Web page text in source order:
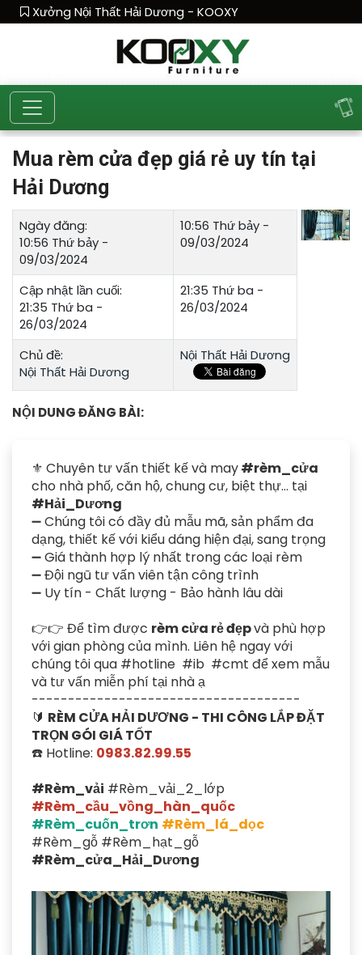
Xưởng Nội Thất Hải Dương - KOOXY
Mua rèm cửa đẹp giá rẻ uy tín tại
Hải Dương
Ngày đăng:
10:56 Thứ bảy -
09/03/2024
10:56 Thứ bảy -
09/03/2024
Cập nhật lần cuối:
21:35 Thứ ba -
26/03/2024
21:35 Thứ ba -
26/03/2024
Chủ đề:
Nội Thất Hải Dương
Nội Thất Hải Dương
NỘI DUNG ĐĂNG BÀI:
⚜️ Chuyên tư vấn thiết kế và may#rèm_cửa
cho nhà phố, căn hộ, chung cư, biệt thự... tại
#Hải_Dương
➖ ️Chúng tôi có đầy đủ mẫu mã, sản phẩm đa
dạng, thiết kế với kiểu dáng hiện đại, sang trọng
➖ ️Giá thành hợp lý nhất trong các loại rèm
➖ Đội ngũ tư vấn viên tận công trình
➖ ️Uy tín - Chất lượng - Bảo hành lâu dài
👉👉 Để tìm được rèm cửa rẻ đẹpvà phù hợp
với gian phòng của mình. Liên hệ ngay với
chúng tôi qua #hotline #ib #cmt để xem mẫu
và tư vấn miễn phí tại nhà ạ
-------------------------------------
🔰 RÈM CỬA HẢI DƯƠNG - THI CÔNG LẮP ĐẶT
TRỌN GÓI GIÁ TỐT
☎️ Hotline: 0983.82.99.55
#Rèm_vải #Rèm_vải_2_lớp
#Rèm_cầu_vồng_hàn_quốc
#Rèm_cuốn_trơn #Rèm_lá_dọc
#Rèm_gỗ #Rèm_hạt_gỗ
#Rèm_cửa_Hải_Dương